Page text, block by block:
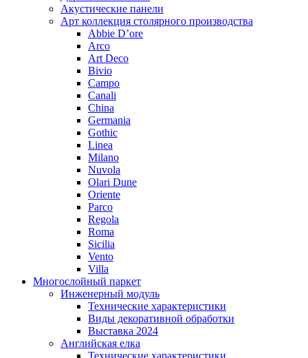
Акустические панели
Арт коллекция столярного производства
Abbie D’ore
Arco
Art Deco
Bivio
Campo
Canali
China
Germania
Gothic
Linea
Milano
Nuvola
Olari Dune
Oriente
Parco
Regola
Roma
Sicilia
Vento
Villa
Многослойный паркет
Инженерный модуль
Технические характеристики
Виды декоративной обработки
Выставка 2024
Английская елка
Технические характеристики